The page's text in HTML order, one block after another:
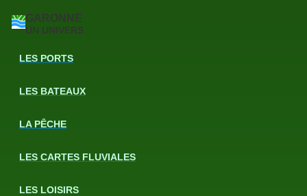
GARONNE
UN UNIVERS
LES PORTS
LES BATEAUX
LA PÊCHE
LES CARTES FLUVIALES
LES LOISIRS